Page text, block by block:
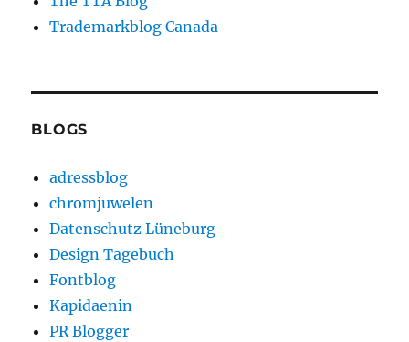
Trademarkblog Canada
BLOGS
adressblog
chromjuwelen
Datenschutz Lüneburg
Design Tagebuch
Fontblog
Kapidaenin
PR Blogger